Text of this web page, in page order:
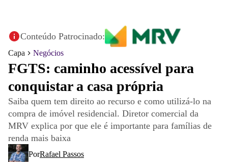
Conteúdo Patrocinado:
Capa Negócios
FGTS: caminho acessível para
conquistar a casa própria
Saiba quem tem direito ao recurso e como utilizá-lo na
compra de imóvel residencial. Diretor comercial da
MRV explica por que ele é importante para famílias de
renda mais baixa
PorRafael Passos